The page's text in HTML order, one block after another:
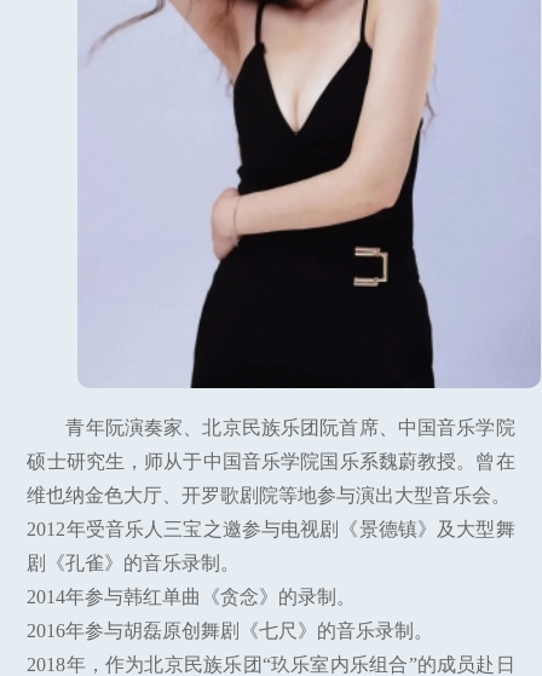
青年阮演奏家、北京民族乐团阮首席、中国音乐学院
硕士研究生，师从于中国音乐学院国乐系魏蔚教授。曾在
维也纳金色大厅、开罗歌剧院等地参与演出大型音乐会。
2012年受音乐人三宝之邀参与电视剧《景德镇》及大型舞
剧《孔雀》的音乐录制。
2014年参与韩红单曲《贪念》的录制。
2016年参与胡磊原创舞剧《七尺》的音乐录制。
2018年，作为北京民族乐团“玖乐室内乐组合”的成员赴日